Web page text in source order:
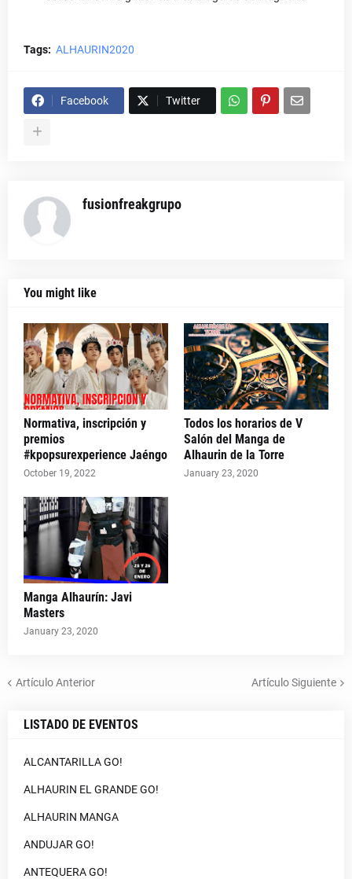
Tags: ALHAURIN2020
Facebook Twitter
fusionfreakgrupo
You might like
Normativa, inscripción y
premios
#kpopsurexperience Jaéngo
October 19, 2022
Todos los horarios de V
Salón del Manga de
Alhaurin de la Torre
January 23, 2020
Manga Alhaurín: Javi
Masters
January 23, 2020
Artículo Anterior Artículo Siguiente
LISTADO DE EVENTOS
ALCANTARILLA GO!
ALHAURIN EL GRANDE GO!
ALHAURIN MANGA
ANDUJAR GO!
ANTEQUERA GO!